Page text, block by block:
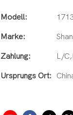
Modell:
Marke:
Zahlung: L/
Ursprungs Ort: